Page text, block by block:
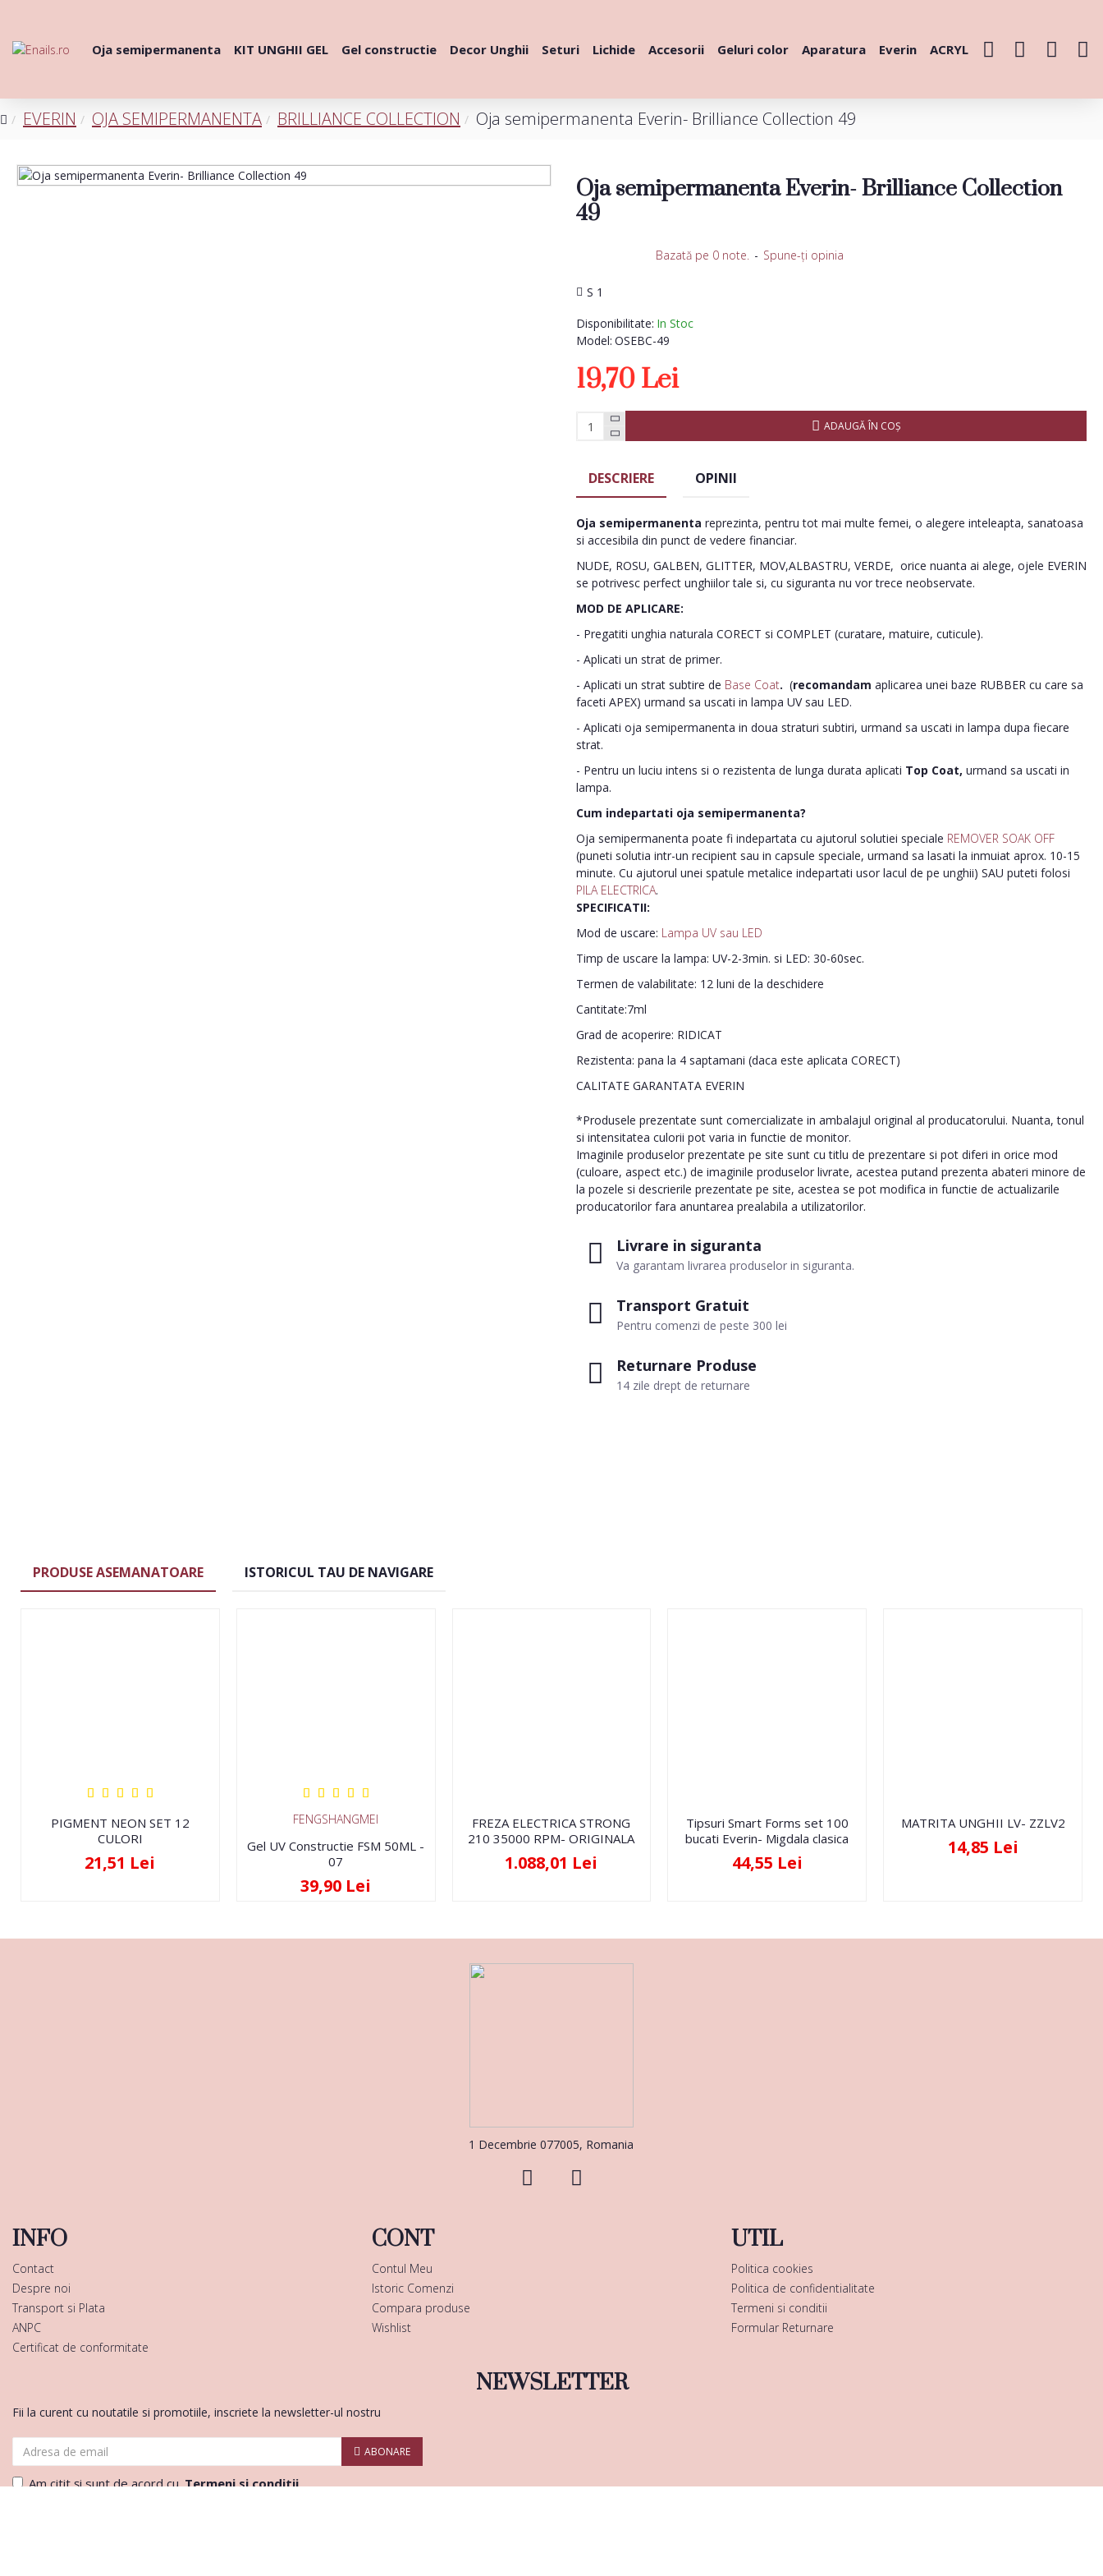
Oja semipermanenta KIT UNGHII GEL Gel constructie Decor Unghii Seturi Lichide Accesorii Geluri color Aparatura Everin ACRYL
EVERIN OJA SEMIPERMANENTA BRILLIANCE COLLECTION Oja semipermanenta Everin- Brilliance Collection 49
Oja semipermanenta Everin- Brilliance Collection
49
Disponibilitate: In Stoc
Model: OSEBC-49
S 1
Bazată pe 0 note. - Spune-ţi opinia
19,70 Lei
ADAUGĂ ÎN COŞ
Livrare in siguranta
Va garantam livrarea produselor in siguranta.
Transport Gratuit
Pentru comenzi de peste 300 lei
Returnare Produse
14 zile drept de returnare
DESCRIERE OPINII
Oja semipermanenta reprezinta, pentru tot mai multe femei, o alegere inteleapta, sanatoasa
si accesibila din punct de vedere financiar.
NUDE, ROSU, GALBEN, GLITTER, MOV,ALBASTRU, VERDE, orice nuanta ai alege, ojele EVERIN
se potrivesc perfect unghiilor tale si, cu siguranta nu vor trece neobservate.
MOD DE APLICARE:
- Pregatiti unghia naturala CORECT si COMPLET (curatare, matuire, cuticule).
- Aplicati un strat de primer.
- Aplicati un strat subtire de Base Coat. (recomandam aplicarea unei baze RUBBER cu care sa
faceti APEX) urmand sa uscati in lampa UV sau LED.
- Aplicati oja semipermanenta in doua straturi subtiri, urmand sa uscati in lampa dupa fiecare
strat.
- Pentru un luciu intens si o rezistenta de lunga durata aplicati Top Coat, urmand sa uscati in
lampa.
Cum indepartati oja semipermanenta?
Oja semipermanenta poate fi indepartata cu ajutorul solutiei speciale REMOVER SOAK OFF
(puneti solutia intr-un recipient sau in capsule speciale, urmand sa lasati la inmuiat aprox. 10-15
minute. Cu ajutorul unei spatule metalice indepartati usor lacul de pe unghii) SAU puteti folosi
PILA ELECTRICA.
SPECIFICATII:
Mod de uscare: Lampa UV sau LED
Timp de uscare la lampa: UV-2-3min. si LED: 30-60sec.
Termen de valabilitate: 12 luni de la deschidere
Cantitate:7ml
Grad de acoperire: RIDICAT
Rezistenta: pana la 4 saptamani (daca este aplicata CORECT)
CALITATE GARANTATA EVERIN
*Produsele prezentate sunt comercializate in ambalajul original al producatorului. Nuanta, tonul
si intensitatea culorii pot varia in functie de monitor.
Imaginile produselor prezentate pe site sunt cu titlu de prezentare si pot diferi in orice mod
(culoare, aspect etc.) de imaginile produselor livrate, acestea putand prezenta abateri minore de
la pozele si descrierile prezentate pe site, acestea se pot modifica in functie de actualizarile
producatorilor fara anuntarea prealabila a utilizatorilor.
PRODUSE ASEMANATOARE ISTORICUL TAU DE NAVIGARE
PIGMENT NEON SET 12
CULORI
21,51 Lei
FENGSHANGMEI
Gel UV Constructie FSM 50ML -
07
39,90 Lei
FREZA ELECTRICA STRONG
210 35000 RPM- ORIGINALA
1.088,01 Lei
Tipsuri Smart Forms set 100
bucati Everin- Migdala clasica
44,55 Lei
MATRITA UNGHII LV- ZZLV2
14,85 Lei
1 Decembrie 077005, Romania
INFO
Contact
Despre noi
Transport si Plata
ANPC
Certificat de conformitate
CONT
Contul Meu
Istoric Comenzi
Compara produse
Wishlist
UTIL
Politica cookies
Politica de confidentialitate
Termeni si conditii
Formular Returnare
NEWSLETTER
Fii la curent cu noutatile si promotiile, inscriete la newsletter-ul nostru
ABONARE
Am citit şi sunt de acord cuTermeni si conditii